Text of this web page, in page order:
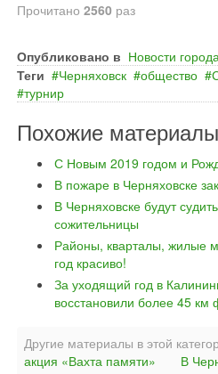
Прочитано 2560 раз
Опубликовано в Новости
Теги
Черняховск общество
турнир
Похожие
С Новым 2019 годом и
В пожаре в Черняховске
В Черняховске будут
сожительницы
Районы, кварталы, жилые
год красиво!
За уходящий год в
восстановили более 45 км
Другие материалы в этой
акция «Вахта памяти»
В